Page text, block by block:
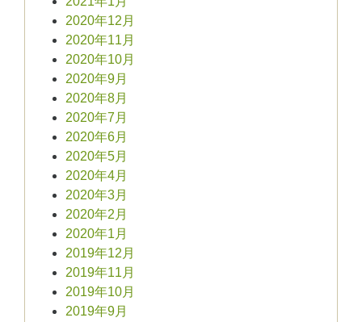
2020年12月
2020年11月
2020年10月
2020年9月
2020年8月
2020年7月
2020年6月
2020年5月
2020年4月
2020年3月
2020年2月
2020年1月
2019年12月
2019年11月
2019年10月
2019年9月